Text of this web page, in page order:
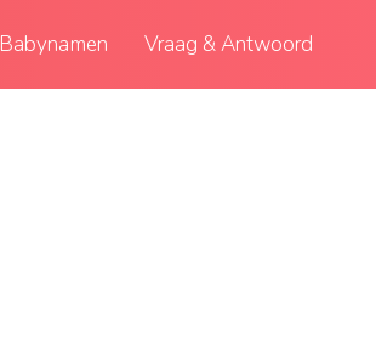
Babynamen Vraag & Antwoord